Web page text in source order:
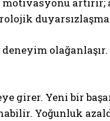
girer. Yeni bir
Yoğunluk